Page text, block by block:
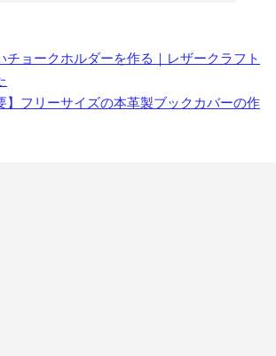
チョークホルダーを作る｜レザークラフト
】フリーサイズの本革製ブックカバーの作